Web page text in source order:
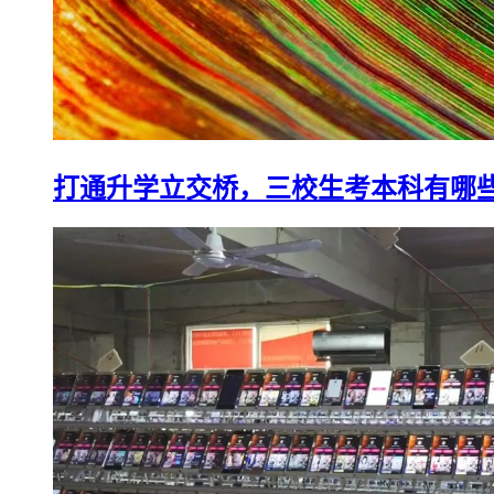
打通升学立交桥，三校生考本科有哪